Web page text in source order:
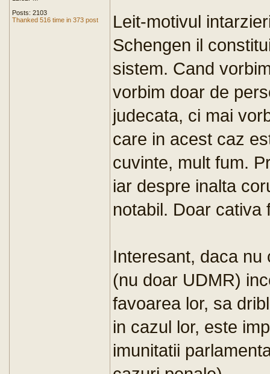
Posts: 2103
Thanked 516 time in 373 post
Leit-motivul
Schengen il
sistem. Cand
vorbim doar de
judecata, ci mai
care in acest caz
cuvinte, mult fum.
iar despre inalta
notabil. Doar cativa
Interesant, daca nu
(nu doar UDMR)
favoarea lor, sa
in cazul lor, este
imunitatii